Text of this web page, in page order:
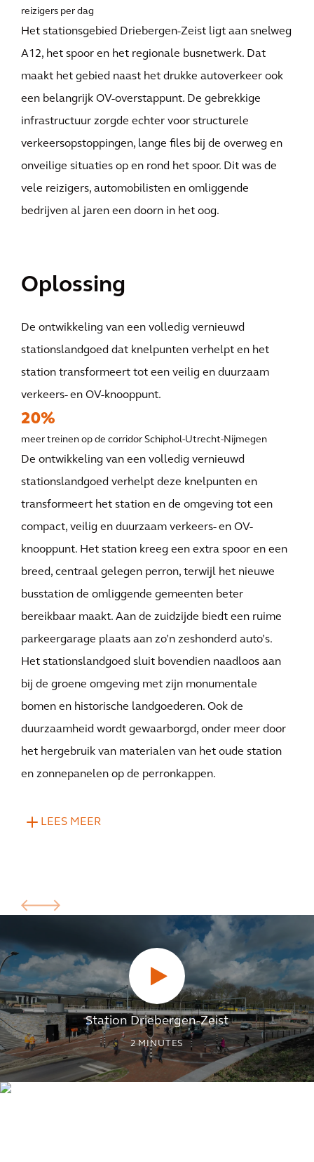
reizigers per dag
Het stationsgebied Driebergen-Zeist ligt aan snelweg
A12, het spoor en het regionale busnetwerk. Dat
maakt het gebied naast het drukke autoverkeer ook
een belangrijk OV-overstappunt. De gebrekkige
infrastructuur zorgde echter voor structurele
verkeersopstoppingen, lange files bij de overweg en
onveilige situaties op en rond het spoor. Dit was de
vele reizigers, automobilisten en omliggende
bedrijven al jaren een doorn in het oog.
Oplossing
De ontwikkeling van een volledig vernieuwd
stationslandgoed dat knelpunten verhelpt en het
station transformeert tot een veilig en duurzaam
verkeers- en OV-knooppunt.
20%
meer treinen op de corridor Schiphol-Utrecht-Nijmegen
De ontwikkeling van een volledig vernieuwd
stationslandgoed verhelpt deze knelpunten en
transformeert het station en de omgeving tot een
compact, veilig en duurzaam verkeers- en OV-
knooppunt. Het station kreeg een extra spoor en een
breed, centraal gelegen perron, terwijl het nieuwe
busstation de omliggende gemeenten beter
bereikbaar maakt. Aan de zuidzijde biedt een ruime
parkeergarage plaats aan zo’n zeshonderd auto’s.
Het stationslandgoed sluit bovendien naadloos aan
bij de groene omgeving met zijn monumentale
bomen en historische landgoederen. Ook de
duurzaamheid wordt gewaarborgd, onder meer door
het hergebruik van materialen van het oude station
en zonnepanelen op de perronkappen.
LEES MEER
Station Driebergen-Zeist
2MINUTES